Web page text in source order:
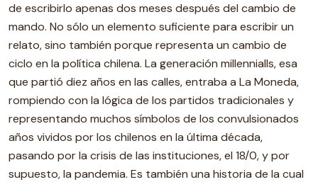
de escribirlo apenas dos meses después del cambio de
mando. No sólo un elemento suficiente para escribir un
relato, sino también porque representa un cambio de
ciclo en la política chilena. La generación millennialls, esa
que partió diez años en las calles, entraba a La Moneda,
rompiendo con la lógica de los partidos tradicionales y
representando muchos símbolos de los convulsionados
años vividos por los chilenos en la última década,
pasando por la crisis de las instituciones, el 18/0, y por
supuesto, la pandemia. Es también una historia de la cual